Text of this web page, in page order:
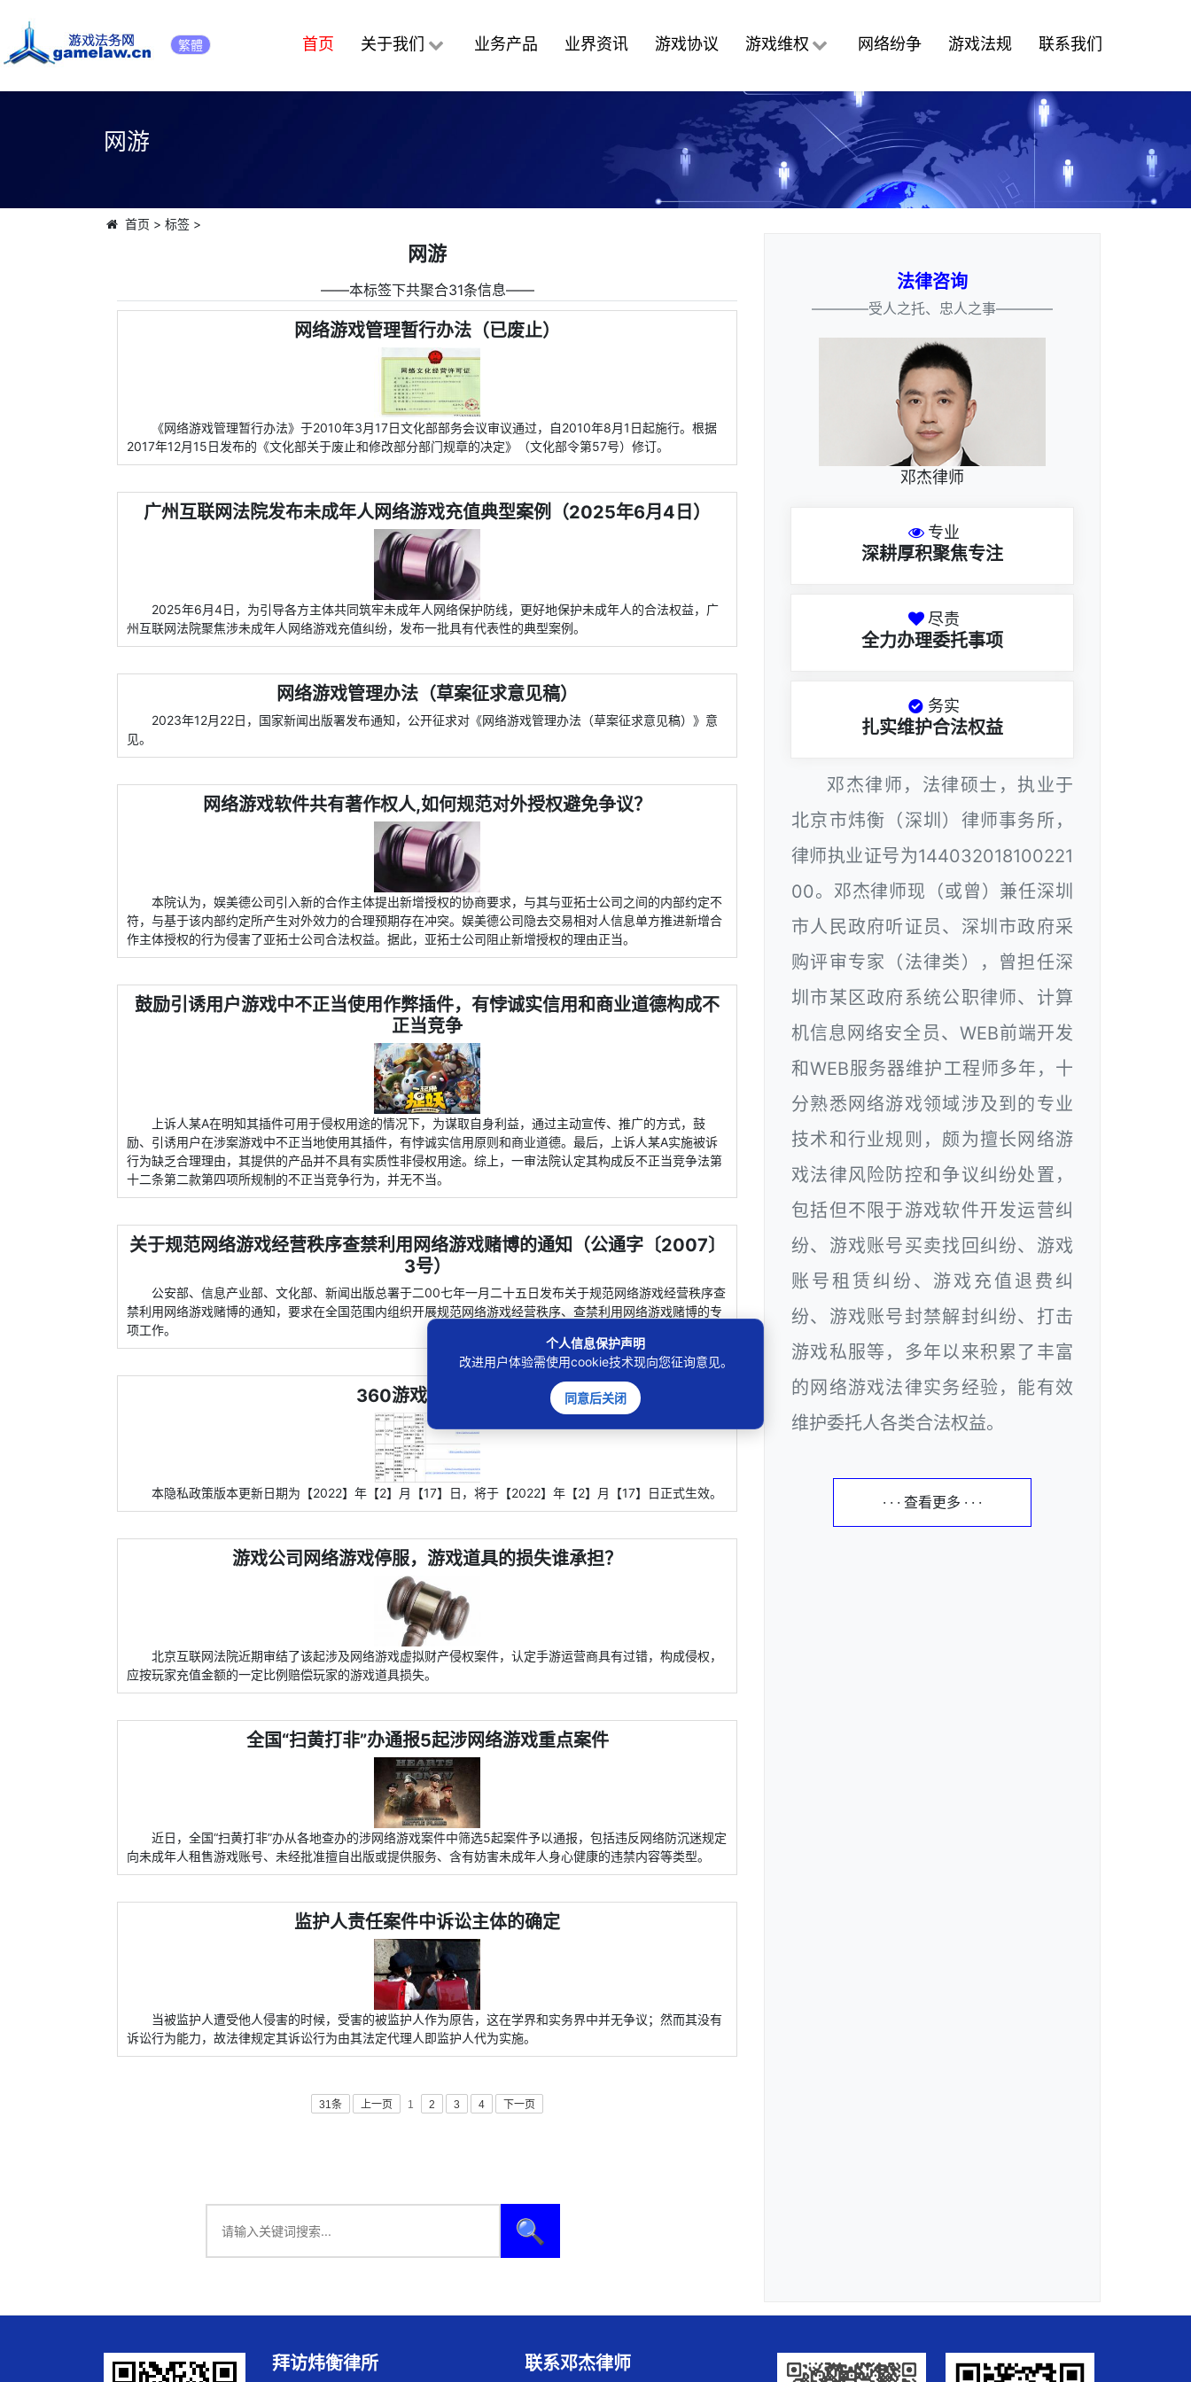
繁體 首页 关于我们 业务产品 业界资讯 游戏协议 游戏维权 网络纷争 游戏法规 联系我们
网游
首页 > 标签>
网游
――本标签下共聚合31条信息――
网络游戏管理暂行办法（已废止）
《网络游戏管理暂行办法》于2010年3月17日文化部部务会议审议通过，自2010年8月1日起施行。根据
2017年12月15日发布的《文化部关于废止和修改部分部门规章的决定》（文化部令第57号）修订。
广州互联网法院发布未成年人网络游戏充值典型案例（2025年6月4日）
2025年6月4日，为引导各方主体共同筑牢未成年人网络保护防线，更好地保护未成年人的合法权益，广
州互联网法院聚焦涉未成年人网络游戏充值纠纷，发布一批具有代表性的典型案例。
网络游戏管理办法（草案征求意见稿）
2023年12月22日，国家新闻出版署发布通知，公开征求对《网络游戏管理办法（草案征求意见稿）》意
见。
网络游戏软件共有著作权人,如何规范对外授权避免争议？
本院认为，娱美德公司引入新的合作主体提出新增授权的协商要求，与其与亚拓士公司之间的内部约定不
符，与基于该内部约定所产生对外效力的合理预期存在冲突。娱美德公司隐去交易相对人信息单方推进新增合
作主体授权的行为侵害了亚拓士公司合法权益。据此，亚拓士公司阻止新增授权的理由正当。
鼓励引诱用户游戏中不正当使用作弊插件，有悖诚实信用和商业道德构成不
正当竞争
上诉人某A在明知其插件可用于侵权用途的情况下，为谋取自身利益，通过主动宣传、推广的方式，鼓
励、引诱用户在涉案游戏中不正当地使用其插件，有悖诚实信用原则和商业道德。最后，上诉人某A实施被诉
行为缺乏合理理由，其提供的产品并不具有实质性非侵权用途。综上，一审法院认定其构成反不正当竞争法第
十二条第二款第四项所规制的不正当竞争行为，并无不当。
关于规范网络游戏经营秩序查禁利用网络游戏赌博的通知（公通字〔2007〕
3号）
公安部、信息产业部、文化部、新闻出版总署于二00七年一月二十五日发布关于规范网络游戏经营秩序查
禁利用网络游戏赌博的通知，要求在全国范围内组织开展规范网络游戏经营秩序、查禁利用网络游戏赌博的专
项工作。
360游戏隐私政策
本隐私政策版本更新日期为【2022】年【2】月【17】日，将于【2022】年【2】月【17】日正式生效。
游戏公司网络游戏停服，游戏道具的损失谁承担？
北京互联网法院近期审结了该起涉及网络游戏虚拟财产侵权案件，认定手游运营商具有过错，构成侵权，
应按玩家充值金额的一定比例赔偿玩家的游戏道具损失。
全国“扫黄打非”办通报5起涉网络游戏重点案件
近日，全国“扫黄打非”办从各地查办的涉网络游戏案件中筛选5起案件予以通报，包括违反网络防沉迷规定
向未成年人租售游戏账号、未经批准擅自出版或提供服务、含有妨害未成年人身心健康的违禁内容等类型。
监护人责任案件中诉讼主体的确定
当被监护人遭受他人侵害的时候，受害的被监护人作为原告，这在学界和实务界中并无争议；然而其没有
诉讼行为能力，故法律规定其诉讼行为由其法定代理人即监护人代为实施。
31条 上一页 1 2 3 4 下一页
🔍
法律咨询
————受人之托、忠人之事————
邓杰律师
专业
深耕厚积聚焦专注
尽责
全力办理委托事项
务实
扎实维护合法权益
邓杰律师，法律硕士，执业于
北京市炜衡（深圳）律师事务所，
律师执业证号为144032018100221
00。邓杰律师现（或曾）兼任深圳
市人民政府听证员、深圳市政府采
购评审专家（法律类），曾担任深
圳市某区政府系统公职律师、计算
机信息网络安全员、WEB前端开发
和WEB服务器维护工程师多年，十
分熟悉网络游戏领域涉及到的专业
技术和行业规则，颇为擅长网络游
戏法律风险防控和争议纠纷处置，
包括但不限于游戏软件开发运营纠
纷、游戏账号买卖找回纠纷、游戏
账号租赁纠纷、游戏充值退费纠
纷、游戏账号封禁解封纠纷、打击
游戏私服等，多年以来积累了丰富
的网络游戏法律实务经验，能有效
维护委托人各类合法权益。
· · · 查看更多 · · ·
拜访炜衡律所 联系邓杰律师
个人信息保护声明
改进用户体验需使用cookie技术现向您征询意见。
同意后关闭